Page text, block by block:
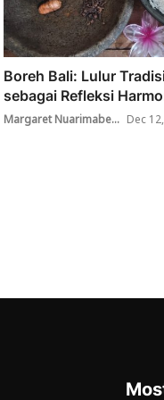
Boreh Bali: Lulur
sebagai Refleksi
Margaret Nuarimabe... Dec